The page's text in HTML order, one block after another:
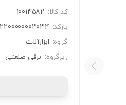
کد کالا: 10014582
بارکد: 2200000003034
گروه: ابزارآلات
زیرگروه: برقی صنعتی